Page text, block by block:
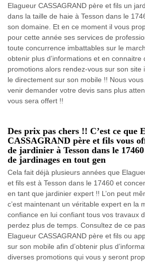
Elagueur CASSAGRAND père et fils un
dans la taille de haie à Tesson dans le
son domaine. Et en ce moment il vous
pour cette année ses services de
toute concurrence imbattables sur le
obtenir plus d’informations et en connaitre
promotions alors rendez-vous sur son site
le directement sur son mobile !! Nous
venir demander votre devis sans plus
vous sera offert !!
Des prix pas chers !! C’est ce que
CASSAGRAND père et fils vous
de jardinier à Tesson dans le
de jardinages en tout gen
Cela fait déjà plusieurs années que
et fils est à Tesson dans le 17460 et
en tant que jardinier expert !! L’on peut
c’est maintenant un véritable expert en la
confiance en lui confiant tous vos travaux
perdez plus de temps. Consultez de ce
Elagueur CASSAGRAND père et fils ou
sur son mobile afin d’obtenir plus
diverses promotions qui vous y seront